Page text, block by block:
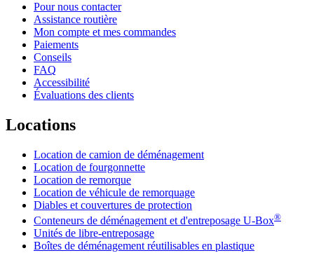
Pour nous contacter
Assistance routière
Mon compte et mes commandes
Paiements
Conseils
FAQ
Accessibilité
Évaluations des clients
Locations
Location de camion de déménagement
Location de fourgonnette
Location de remorque
Location de véhicule de remorquage
Diables et couvertures de protection
Conteneurs de déménagement et d'entreposage U-Box®
Unités de libre-entreposage
Boîtes de déménagement réutilisables en plastique